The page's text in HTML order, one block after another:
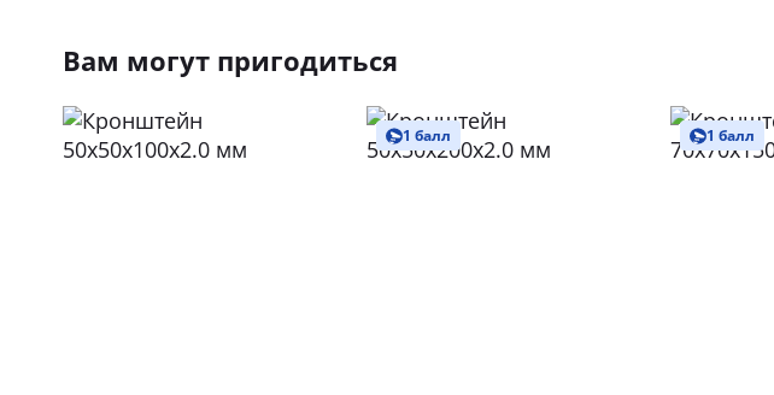
Вам могут пригодиться
1 балл 1 балл